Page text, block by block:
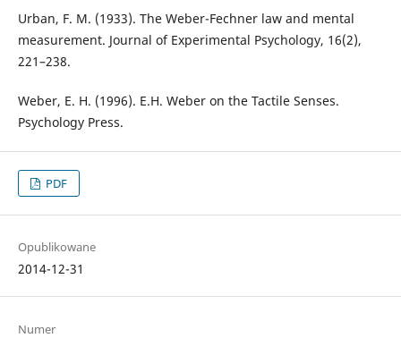
Urban, F. M. (1933). The Weber-Fechner law and mental
measurement. Journal of Experimental Psychology, 16(2),
221–238.
Weber, E. H. (1996). E.H. Weber on the Tactile Senses.
Psychology Press.
PDF
Opublikowane
2014-12-31
Numer